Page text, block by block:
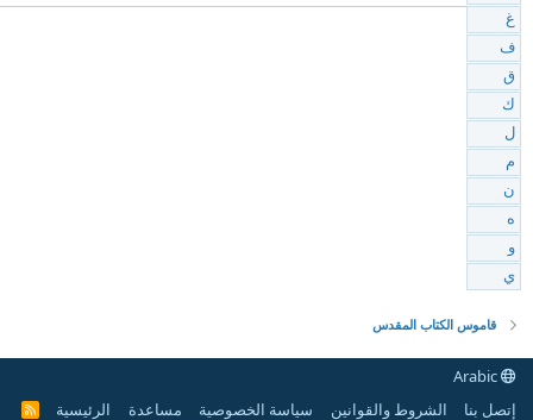
غ
ف
ق
ك
ل
م
ن
ه
و
ي
قاموس الكتاب المقدس
إتصل بنا
الشروط والقوانين سياسة الخصوصية مساعدة الرئيسية
R